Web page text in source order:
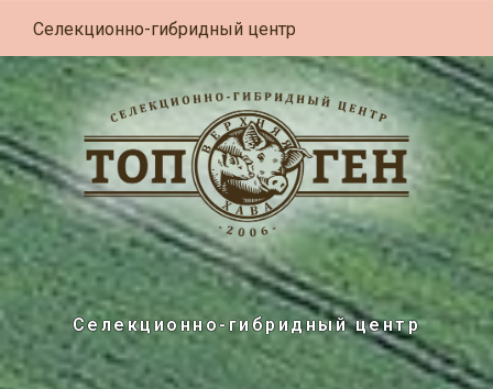
Селекционно-гибридный центр
Селекционно-гибридный центр